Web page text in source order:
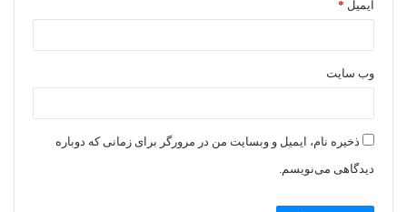
ایمیل *
وب‌ سایت
ذخیره نام، ایمیل و وبسایت من در مرورگر برای زمانی که دوباره
دیدگاهی می‌نویسم.